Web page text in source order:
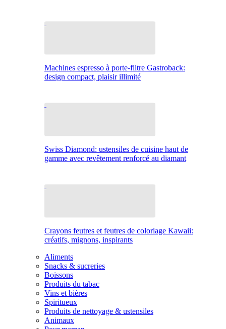
Machines espresso à porte-filtre Gastroback:
design compact, plaisir illimité
Swiss Diamond: ustensiles de cuisine haut de
gamme avec revêtement renforcé au diamant
Crayons feutres et feutres de coloriage Kawaii:
créatifs, mignons, inspirants
Aliments
Snacks & sucreries
Boissons
Produits du tabac
Vins et bières
Spiritueux
Produits de nettoyage & ustensiles
Animaux